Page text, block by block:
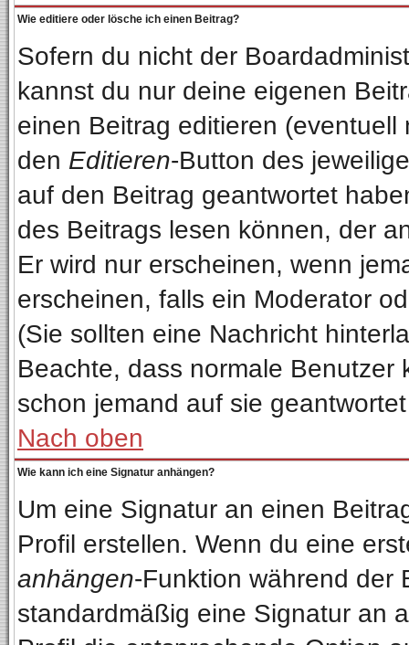
Wie editiere oder lösche ich einen Beitrag?
Sofern du nicht der
kannst du nur deine eigenen
einen Beitrag editieren
den Editieren-Button des
auf den Beitrag geantwortet
des Beitrags lesen können, der
Er wird nur erscheinen, wenn
erscheinen, falls ein Moderator
(Sie sollten eine Nachricht
Beachte, dass normale
schon jemand auf sie
Nach oben
Wie kann ich eine Signatur anhängen?
Um eine Signatur an einen
Profil erstellen. Wenn du eine
anhängen-Funktion während der
standardmäßig eine Signatur an